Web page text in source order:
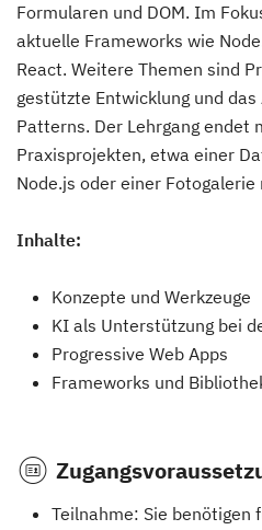
Formularen und DOM. Im
aktuelle Frameworks wie
React. Weitere Themen sind
gestützte Entwicklung und
Patterns. Der Lehrgang endet
Praxisprojekten, etwa einer
Node.js oder einer Fotogalerie
Inhalte:
Konzepte und Werkzeuge
KI als Unterstützung bei
Progressive Web Apps
Frameworks und
Teilnahme: Sie benötigen